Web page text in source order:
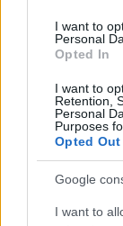
I want to
Personal
Opted In
I want to
Retention,
Personal
Purposes
Opted Out
Google
I want to